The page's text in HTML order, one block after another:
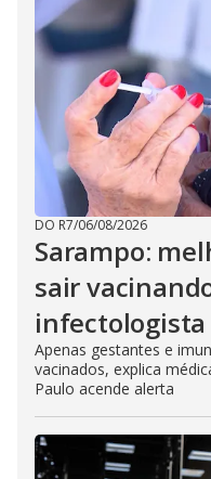
DO R7/06/08/2026
Sarampo:
sair
infectologista
Apenas gestantes e
vacinados, explica
Paulo acende alerta